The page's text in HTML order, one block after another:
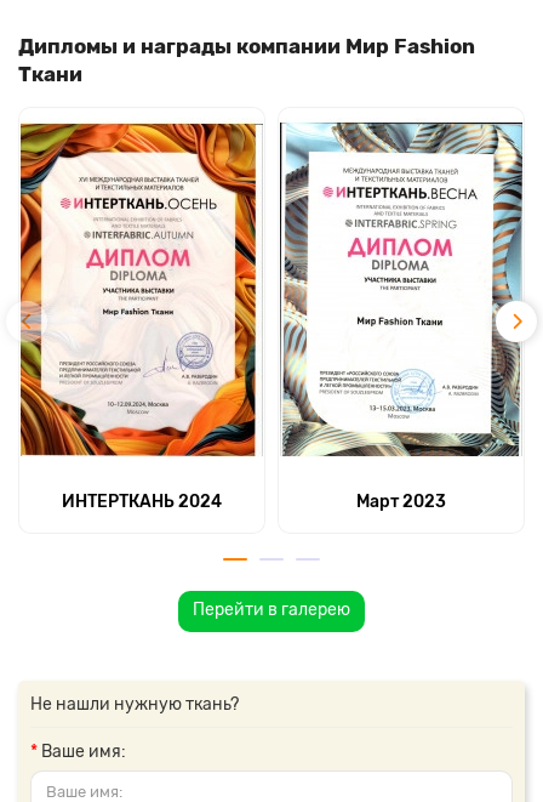
Дипломы и награды компании Мир Fashion
Ткани
ИНТЕРТКАНЬ 2024 Март 2023
Перейти в галерею
Не нашли нужную ткань?
Ваше имя: